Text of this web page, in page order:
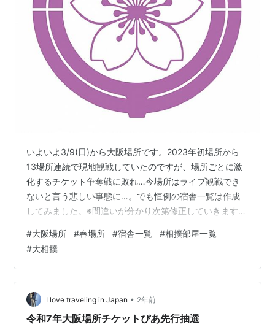
いよいよ3/9(日)から大阪場所です。2023年初場所から
13場所連続で現地観戦していたのですが、場所ごとに激
化するチケット争奪戦に敗れ…今場所はライブ観戦でき
ないと言う悲しい事態に…。でも恒例の宿舎一覧は作成
してみました。※間違いが分かり次第修正していきます
宿舎一覧 大阪場所（3月） 名古屋場所（7月） 九州場所
（11月） 2025 2025年大相撲大阪場所宿舎一覧 2024
2024年大相撲大阪場所宿舎一覧 2024年大相撲名古屋場
所宿舎一覧 2024年大相撲九州場所宿舎一覧 2023 -
2023年大相撲名古屋場所宿舎一覧 2023年大…
#大阪場所 #春場所 #宿舎一覧 #相撲部屋一覧
#大相撲
I love traveling in Japan • 2年前
令和7年大阪場所チケットぴあ先行抽選